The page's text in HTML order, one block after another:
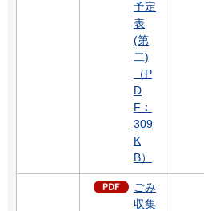
予定
表
(第
二)
（P
D
F：
309
K
B）
ごみ
収集